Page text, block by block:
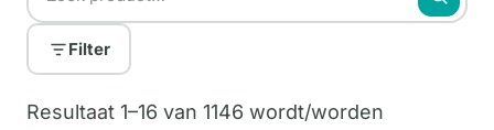
persoonlijkheid in elke ruimte.
Filter
Resultaat 1–16 van 1146 wordt/worden